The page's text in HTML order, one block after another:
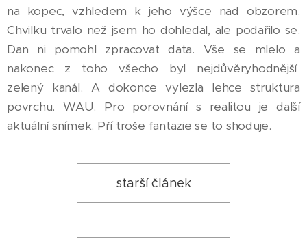
na kopec, vzhledem k jeho výšce nad obzorem.
Chvilku trvalo než jsem ho dohledal, ale podařilo se.
Dan ni pomohl zpracovat data. Vše se mlelo a
nakonec z toho všecho byl nejdůvěryhodnější
zelený kanál. A dokonce vylezla lehce struktura
povrchu. WAU. Pro porovnání s realitou je další
aktuální snímek. Pří troše fantazie se to shoduje.
starší článek